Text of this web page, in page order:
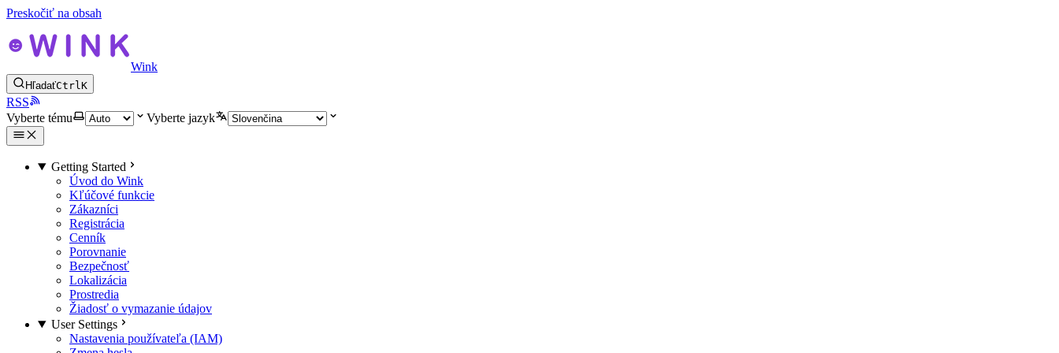
Preskočiť na obsah
Wink
HľadaťCtrlK
RSS
Vyberte tému
Vyberte jazyk
Getting Started
Úvod do Wink
Kľúčové funkcie
Zákazníci
Registrácia
Cenník
Porovnanie
Bezpečnosť
Lokalizácia
Prostredia
Žiadosť o vymazanie údajov
User Settings
Nastavenia používateľa (IAM)